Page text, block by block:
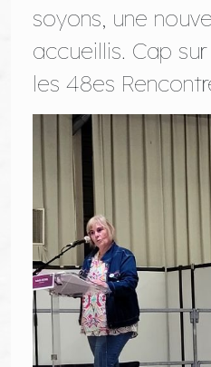
soyons, une
accueillis. Cap
les 48es